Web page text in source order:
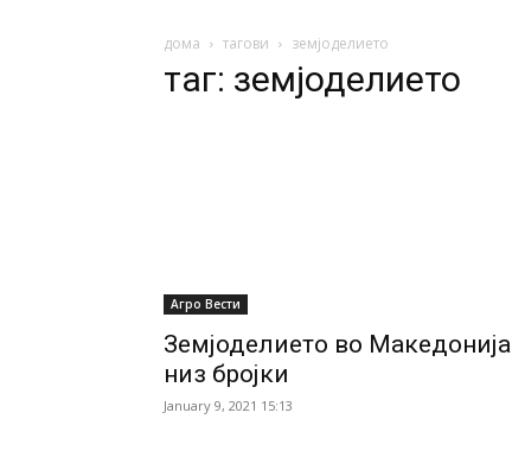
дома тагови земјоделието
таг: земјоделието
Агро Вести
Земјоделието во Македoнија
низ бројки
January 9, 2021 15:13